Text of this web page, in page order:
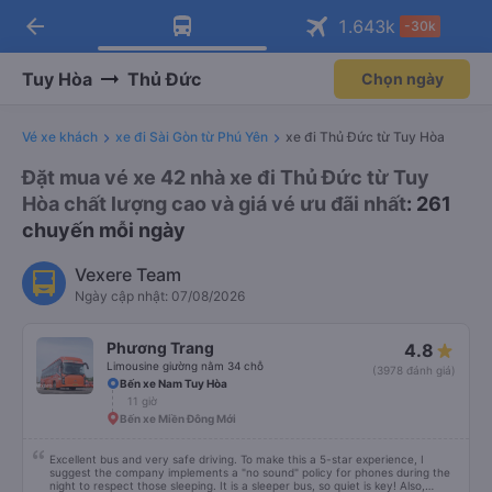
Tải app Vexere ngay!
Nhận ưu đãi thành viên độc
Mở app
Tải app Vexere
-30k/ghế khi đặt vé máy bay qua
Mở app
arrow_back 1.643k -30k
Tuy Hòa Thủ Đức Chọn ngày
Vé xe khách xe đi Sài Gòn từ Phú Yên xe đi Thủ Đức từ Tuy Hòa
Đặt mua vé xe 42 nhà xe đi Thủ Đức từ Tuy
Hòa chất lượng cao và giá vé ưu đãi nhất: 261
chuyến mỗi ngày
Vexere Team
Ngày cập nhật: 07/08/2026
Phương Trang
Limousine giường nằm 34 chỗ
4.8
(3978 đánh giá)
Bến xe Nam Tuy Hòa
11 giờ
Bến xe Miền Đông Mới
Excellent bus and very safe driving. To make this a 5-star experience, I
suggest the company implements a "no sound" policy for phones during the
night to respect those sleeping. It is a sleeper bus, so quiet is key! Also,